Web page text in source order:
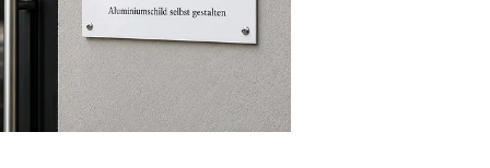
Briefkastenschilder